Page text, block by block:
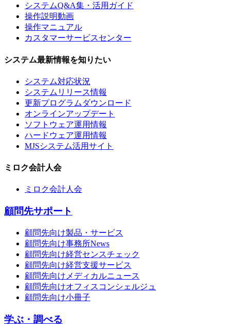
システムQ&A集・活用ガイド
操作説明動画
操作マニュアル
カスタマーサービスセンター
システム最新情報を知りたい
システム対応状況
システムリリース情報
更新プログラムダウンロード
オンラインアップデート
ソフトウェア運用情報
ハードウェア運用情報
MJSシステム活用サイト
ミロク会計人会
ミロク会計人会
顧問先サポート
顧問先向け製品・サービス
顧問先向け事務所News
顧問先向け経営センスチェック
顧問先向け経営支援サービス
顧問先向けメディカルニュース
顧問先向けオフィスコンシェルジュ
顧問先向け小冊子
学ぶ・調べる